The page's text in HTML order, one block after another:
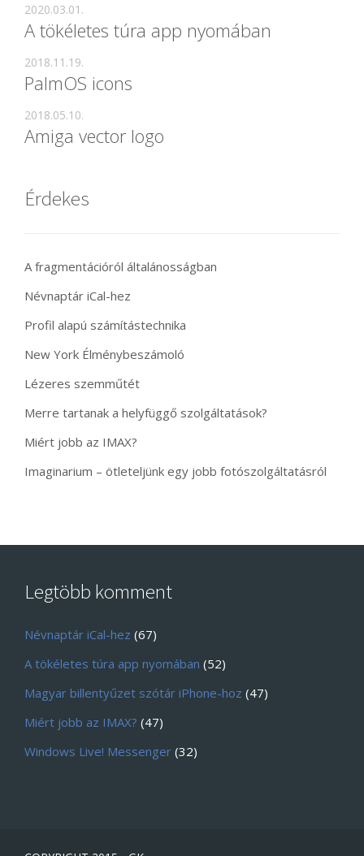
A tökéletes túra app nyomában
2020.03.01.
PalmOS icons
2018.11.19.
Amiga vector logo
2018.05.10.
Érdekes
A fragmentációról általánosságban
Névnaptár iCal-hez
Profil alapú számítástechnika
New York Élménybeszámoló
Lézeres szemműtét
Merre tartanak a helyfüggő szolgáltatások?
Miért jobb az IMAX?
Imaginarium – ötleteljünk egy jobb fotószolgáltatásról
Legtöbb komment
Névnaptár iCal-hez (67)
A tökéletes túra app nyomában (52)
Magyar billentyűzet szótár iPhone-hoz (47)
Miért jobb az IMAX? (47)
Windows Live! Messenger (32)